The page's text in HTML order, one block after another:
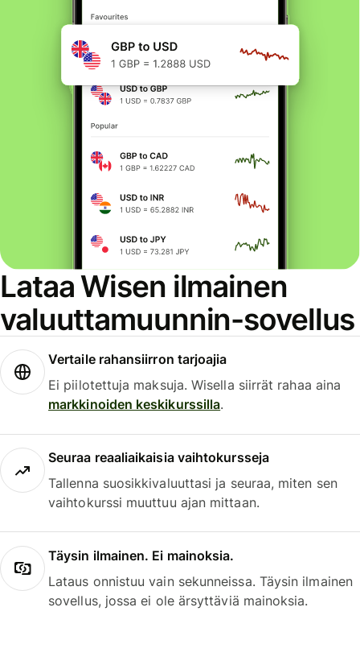
Lataa Wisen ilmainen
valuuttamuunnin-sovellus
Vertaile rahansiirron tarjoajia
Ei piilotettuja maksuja. Wisella siirrät rahaa aina
markkinoiden keskikurssilla.
Seuraa reaaliaikaisia vaihtokursseja
Tallenna suosikkivaluuttasi ja seuraa, miten sen
vaihtokurssi muuttuu ajan mittaan.
Täysin ilmainen. Ei mainoksia.
Lataus onnistuu vain sekunneissa. Täysin ilmainen
sovellus, jossa ei ole ärsyttäviä mainoksia.